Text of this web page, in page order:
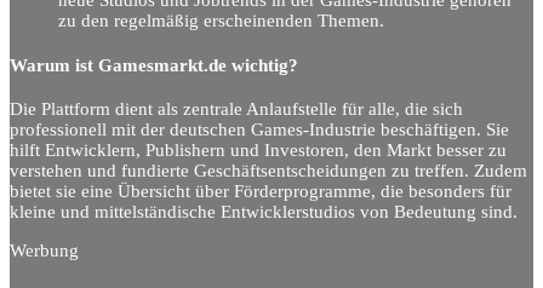
zu den regelmäßig erscheinenden Themen.
Warum ist Gamesmarkt.de wichtig?
Die Plattform dient als zentrale Anlaufstelle für alle, die sich
professionell mit der deutschen Games-Industrie beschäftigen. Sie
hilft Entwicklern, Publishern und Investoren, den Markt besser zu
verstehen und fundierte Geschäftsentscheidungen zu treffen. Zudem
bietet sie eine Übersicht über Förderprogramme, die besonders für
kleine und mittelständische Entwicklerstudios von Bedeutung sind.
Werbung